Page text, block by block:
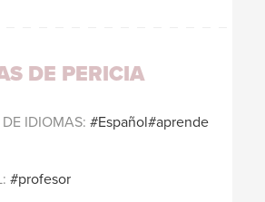
DE PERICIA
DE IDIOMAS
Español#aprende
profesor